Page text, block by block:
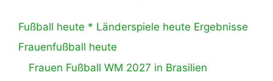
Fußball heute * Länderspiele heute Ergebnisse
Frauenfußball heute
Frauen Fußball WM 2027 in Brasilien